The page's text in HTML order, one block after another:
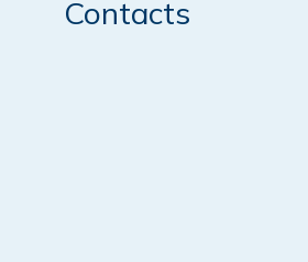
Contacts